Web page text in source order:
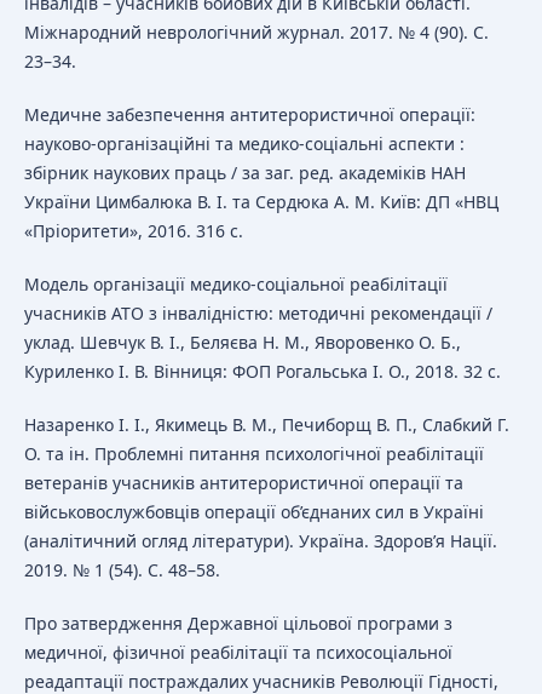
Міжнародний неврологічний журнал. 2017. № 4 (90). С.
23–34.
Медичне забезпечення антитерористичної операції:
науково-організаційні та медико-соціальні аспекти :
збірник наукових праць / за заг. ред. академіків НАН
України Цимбалюка В. І. та Сердюка А. М. Київ: ДП «НВЦ
«Пріоритети», 2016. 316 с.
Модель організації медико-соціальної реабілітації
учасників АТО з інвалідністю: методичні рекомендації /
уклад. Шевчук В. І., Беляєва Н. М., Яворовенко О. Б.,
Куриленко І. В. Вінниця: ФОП Рогальська І. О., 2018. 32 с.
Назаренко І. І., Якимець В. М., Печиборщ В. П., Слабкий Г.
О. та ін. Проблемні питання психологічної реабілітації
ветеранів учасників антитерористичної операції та
військовослужбовців операції об’єднаних сил в Україні
(аналітичний огляд літератури). Україна. Здоров’я Нації.
2019. № 1 (54). С. 48–58.
Про затвердження Державної цільової програми з
медичної, фізичної реабілітації та психосоціальної
реадаптації постраждалих учасників Революції Гідності,